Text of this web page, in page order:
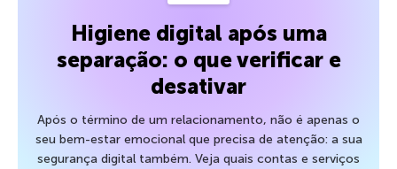
Higiene digital após uma
separação: o que verificar e
desativar
Após o término de um relacionamento, não é apenas o
seu bem-estar emocional que precisa de atenção: a sua
segurança digital também. Veja quais contas e serviços